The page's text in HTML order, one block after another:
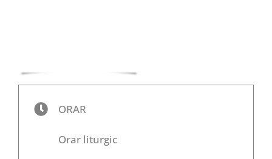
ORAR
Orar liturgic